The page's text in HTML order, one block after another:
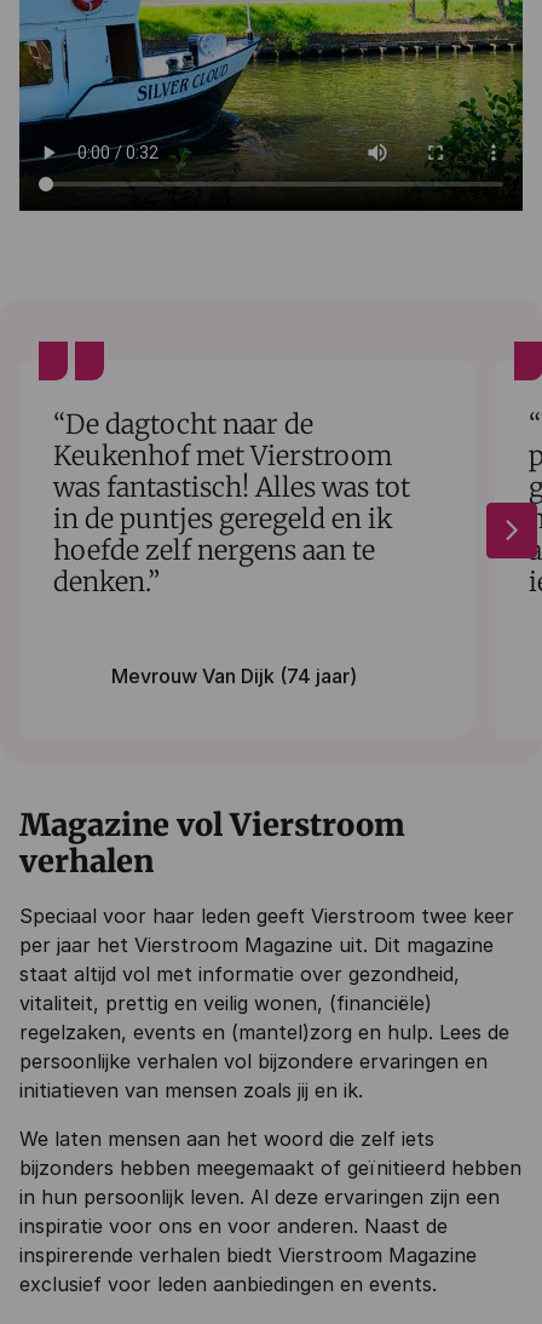
“De dagtocht naar de
Keukenhof met Vierstroom
was fantastisch! Alles was tot
in de puntjes geregeld en ik
hoefde zelf nergens aan te
denken.”
Mevrouw Van Dijk (74 jaar)
arrow_forward_ios
Magazine vol Vierstroom
verhalen
Speciaal voor haar leden geeft Vierstroom twee keer
per jaar het Vierstroom Magazine uit. Dit magazine
staat altijd vol met informatie over gezondheid,
vitaliteit, prettig en veilig wonen, (financiële)
regelzaken, events en (mantel)zorg en hulp. Lees de
persoonlijke verhalen vol bijzondere ervaringen en
initiatieven van mensen zoals jij en ik.
We laten mensen aan het woord die zelf iets
bijzonders hebben meegemaakt of geïnitieerd hebben
in hun persoonlijk leven. Al deze ervaringen zijn een
inspiratie voor ons en voor anderen. Naast de
inspirerende verhalen biedt Vierstroom Magazine
exclusief voor leden aanbiedingen en events.